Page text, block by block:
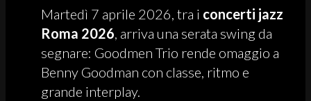
Martedì 7 aprile 2026, tra i concerti jazz
Roma 2026, arriva una serata swing da
segnare: Goodmen Trio rende omaggio a
Benny Goodman con classe, ritmo e
grande interplay.